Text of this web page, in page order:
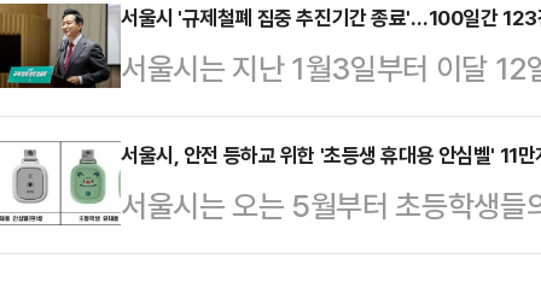
통합 대중교통 정기권이다.시는 출
해 수도권으로 사용지역과 범위를
상에 집중해 왔다…
시의회에 따르면 지난 14일 오후 9
앞 도로에 땅꺼짐 가능성이 있다는
로가 파인 것으로 확인됐고 밤 사이
아닌 도로 변형 현상으로 결론을 내
최 의장은 "최근 잇따라 발생하고
불안감이 커지…
서울시 '규제철폐 집중 추진기간 종료'…100일간 123
서울시는 지난 1월3일부터 이달
진기간'을 공식 종료했다고 13일 밝
인을 통한 시민 발굴 1000여건을
및 현장 발굴 1500건 등 총 2500
와 동시에 즉각적으로 추진 가능한
서울시, 안전 등하교 위한 '초등생 휴대용 안심벨' 11만
서울시는 오는 5월부터 초등학생
용 안심벨' 보급을 새롭게 시작한다